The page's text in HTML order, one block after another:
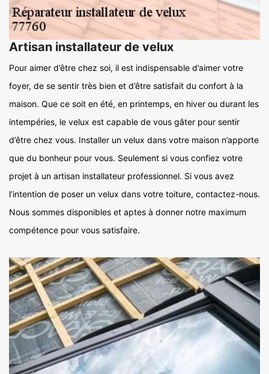
Artisan installateur de velux
Pour aimer d’être chez soi, il est indispensable d’aimer votre
foyer, de se sentir très bien et d’être satisfait du confort à la
maison. Que ce soit en été, en printemps, en hiver ou durant les
intempéries, le velux est capable de vous gâter pour sentir
d’être chez vous. Installer un velux dans votre maison n’apporte
que du bonheur pour vous. Seulement si vous confiez votre
projet à un artisan installateur professionnel. Si vous avez
l’intention de poser un velux dans votre toiture, contactez-nous.
Nous sommes disponibles et aptes à donner notre maximum
compétence pour vous satisfaire.